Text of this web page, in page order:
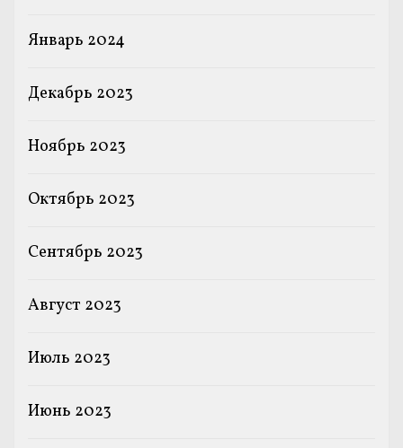
Январь 2024
Декабрь 2023
Ноябрь 2023
Октябрь 2023
Сентябрь 2023
Август 2023
Июль 2023
Июнь 2023